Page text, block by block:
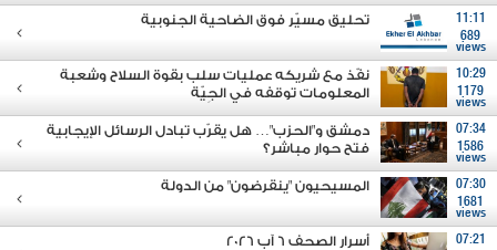
11:11
689
views
تحليق مسيّر فوق الضاحية الجنوبية
10:29
1179
views
نفّذ مع شريكه عمليات سلب بقوة السلاح وشعبة
المعلومات توقفه في الجِيّة
07:34
1586
views
دمشق و"الحزب"… هل يقرّب تبادل الرسائل الإيجابية
فتح حوار مباشر؟
07:30
1681
views
المسيحيون "ينقرضون" من الدولة
07:21
أسرار الصحف 6 آب 2026